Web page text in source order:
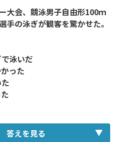
大会、競泳男子自由形100ｍ
手の泳ぎが観客を驚かせた。
泳いだ
った
答えを見る